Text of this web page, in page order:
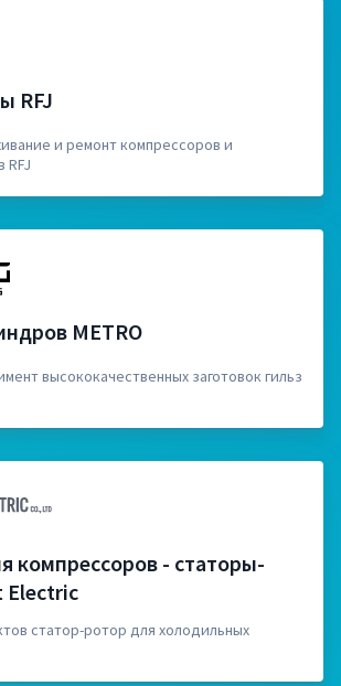
RFJ
и ремонт компрессоров и
RFJ
METRO
высококачественных заготовок гильз
компрессоров - статоры-
Electric
статор-ротор для холодильных